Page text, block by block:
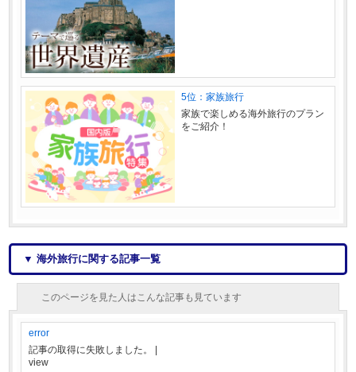
5位：家族旅行
家族で楽しめる海外旅行のプラン
をご紹介！
▼ 海外旅行に関する記事一覧
このページを見た人はこんな記事も見ています
error
記事の取得に失敗しました。
view